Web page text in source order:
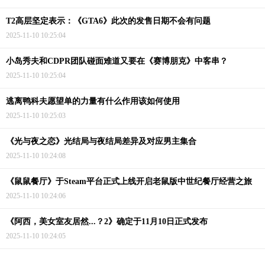
T2高层坚定表示：《GTA6》此次的发售日期不会有问题
2025-11-10 10:25:04
小岛秀夫和CDPR团队碰面难道又要在《赛博朋克》中客串？
2025-11-10 10:25:04
逃离鸭科夫愿望单的力量有什么作用该如何使用
2025-11-10 10:25:03
《光与夜之恋》光结局与夜结局差异及对应男主集合
2025-11-10 10:24:08
《鼠鼠餐厅》于Steam平台正式上线开启老鼠版中世纪餐厅经营之旅
2025-11-10 10:24:06
《阿西，美女室友居然...？2》确定于11月10日正式发布
2025-11-10 10:24:05